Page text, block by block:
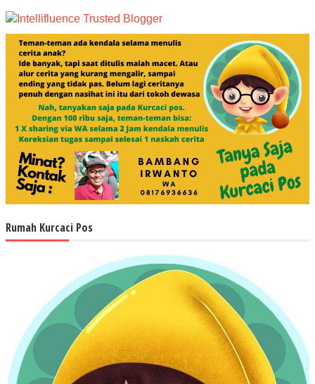
Rumah Kurcaci Pos